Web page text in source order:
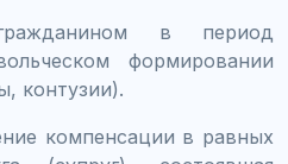
в период
формировании
контузии).
компенсации в равных